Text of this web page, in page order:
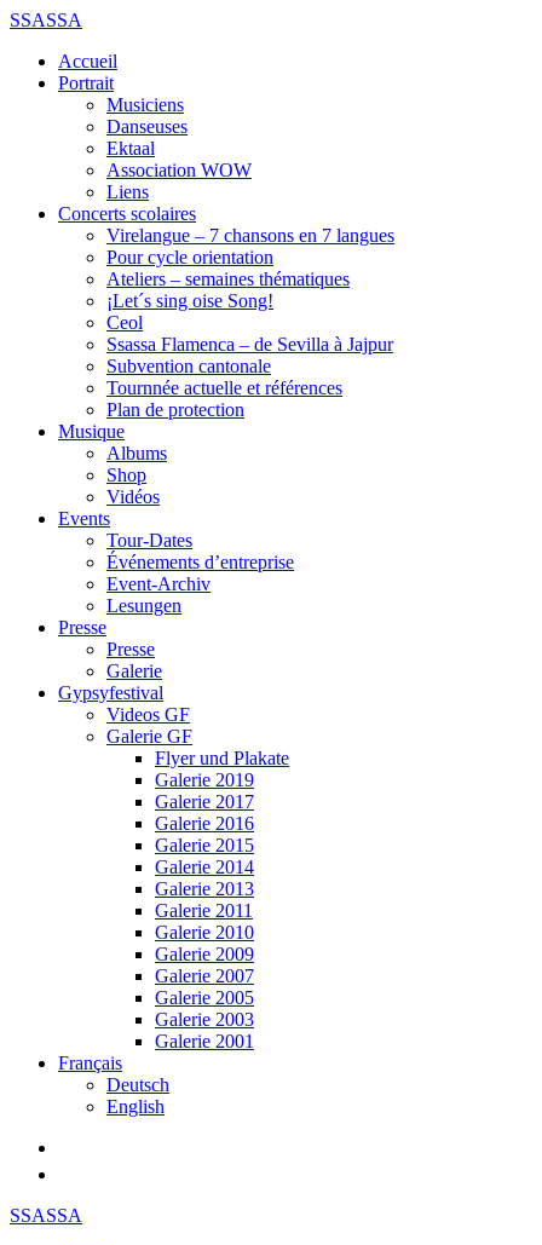
SSASSA
Accueil
Portrait
Musiciens
Danseuses
Ektaal
Association WOW
Liens
Concerts scolaires
Virelangue – 7 chansons en 7 langues
Pour cycle orientation
Ateliers – semaines thématiques
¡Let´s sing oise Song!
Ceol
Ssassa Flamenca – de Sevilla à Jajpur
Subvention cantonale
Tournnée actuelle et références
Plan de protection
Musique
Albums
Shop
Vidéos
Events
Tour-Dates
Événements d’entreprise
Event-Archiv
Lesungen
Presse
Presse
Galerie
Gypsyfestival
Videos GF
Galerie GF
Flyer und Plakate
Galerie 2019
Galerie 2017
Galerie 2016
Galerie 2015
Galerie 2014
Galerie 2013
Galerie 2011
Galerie 2010
Galerie 2009
Galerie 2007
Galerie 2005
Galerie 2003
Galerie 2001
Français
Deutsch
English
SSASSA